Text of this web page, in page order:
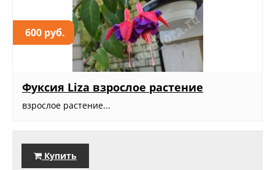
600 руб.
Фуксия Liza взрослое растение
взрослое растение...
Купить